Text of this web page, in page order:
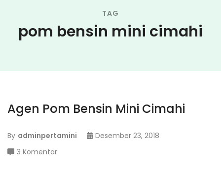
TAG
pom bensin mini cimahi
Agen Pom Bensin Mini Cimahi
By adminpertamini
Desember 23, 2018
3 Komentarpada